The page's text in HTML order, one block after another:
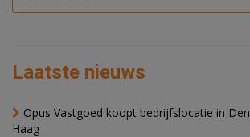
Laatste nieuws
Opus Vastgoed koopt bedrijfslocatie in Den
Haag